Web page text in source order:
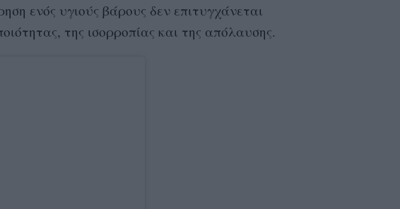
ενός υγιούς βάρους δεν επιτυγχάνεται
της ισορροπίας και της απόλαυσης.